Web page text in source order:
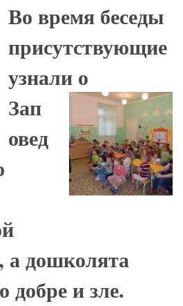
Во время беседы
присутствующие
узнали о
Зап
овед
а дошколята
добре и зле.